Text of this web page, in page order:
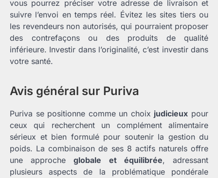
vous pourrez préciser votre adresse de livraison et
suivre l’envoi en temps réel. Évitez les sites tiers ou
les revendeurs non autorisés, qui pourraient proposer
des contrefaçons ou des produits de qualité
inférieure. Investir dans l’originalité, c’est investir dans
votre santé.
Avis général sur Puriva
Puriva se positionne comme un choix judicieux pour
ceux qui recherchent un complément alimentaire
sérieux et bien formulé pour soutenir la gestion du
poids. La combinaison de ses 8 actifs naturels offre
une approcheglobale et équilibrée, adressant
plusieurs aspects de la problématique pondérale